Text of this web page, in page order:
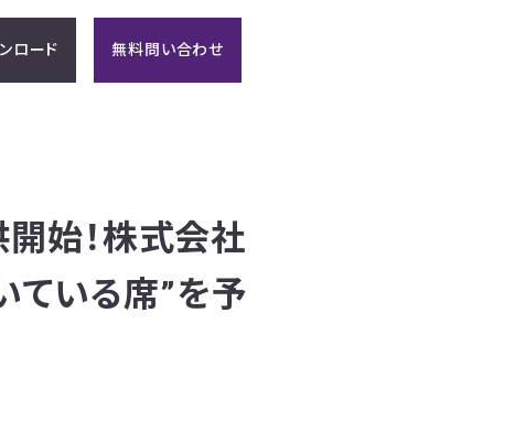
ロード 無料問い合わせ
開始！株式会社
ている席”を予